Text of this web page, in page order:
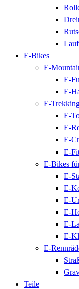
E-Bikes
E-
E-
E-
E-
E-
E-
E-
E-
E-Bikes
E-
E-
E-
E-
E-
E-
E-
Teile